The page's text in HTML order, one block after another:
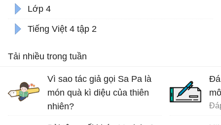
Lớp 4
Tiếng Việt 4 tập 2
Tải nhiều trong tuần
Vì sao tác giả gọi Sa Pa là
món quà kì diệu của thiên
nhiên?